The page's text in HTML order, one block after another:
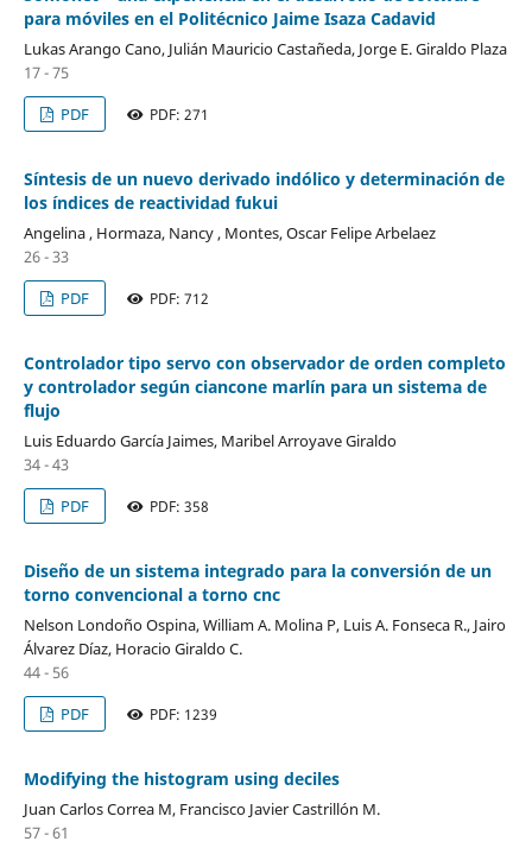
para móviles en el Politécnico Jaime Isaza Cadavid
Lukas Arango Cano, Julián Mauricio Castañeda, Jorge E. Giraldo Plaza
17 - 75
PDF
PDF: 271
Síntesis de un nuevo derivado indólico y determinación de
los índices de reactividad fukui
Angelina , Hormaza, Nancy , Montes, Oscar Felipe Arbelaez
26 - 33
PDF
PDF: 712
Controlador tipo servo con observador de orden completo
y controlador según ciancone marlín para un sistema de
flujo
Luis Eduardo García Jaimes, Maribel Arroyave Giraldo
34 - 43
PDF
PDF: 358
Diseño de un sistema integrado para la conversión de un
torno convencional a torno cnc
Nelson Londoño Ospina, William A. Molina P, Luis A. Fonseca R., Jairo
Álvarez Díaz, Horacio Giraldo C.
44 - 56
PDF
PDF: 1239
Modifying the histogram using deciles
Juan Carlos Correa M, Francisco Javier Castrillón M.
57 - 61